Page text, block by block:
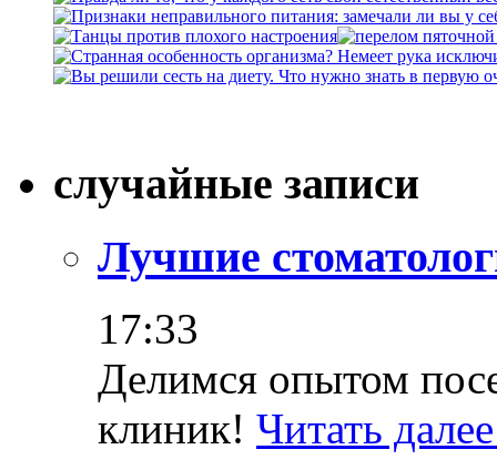
случайные записи
Лучшие
17:33
Делимся опытом
клиник! Читать